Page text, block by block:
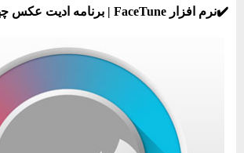
✔️نرم‌ افزار FaceTune | برنامه ادیت عکس چهره